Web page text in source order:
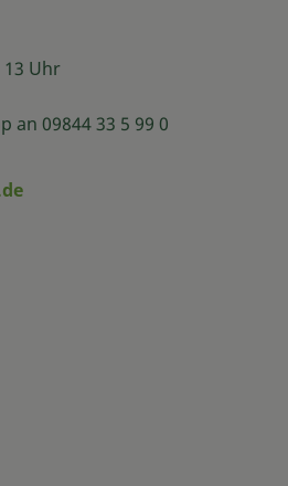
Uhr
an 09844 33 5 99 0